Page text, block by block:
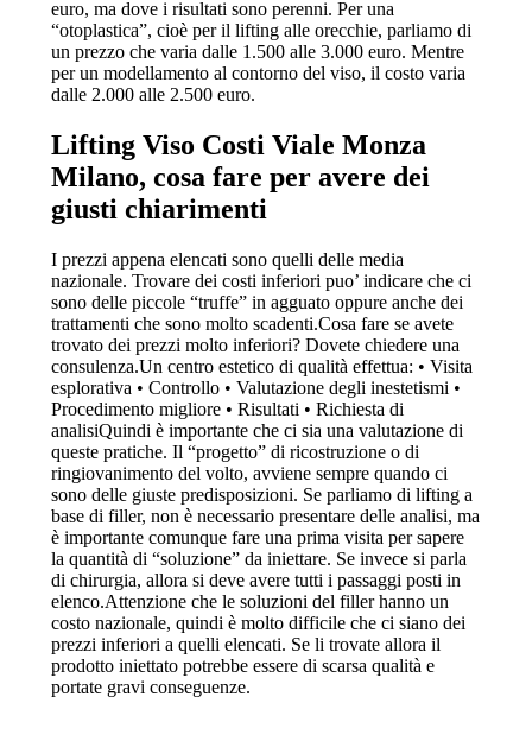
euro, ma dove i risultati sono perenni. Per una
“otoplastica”, cioè per il lifting alle orecchie, parliamo di
un prezzo che varia dalle 1.500 alle 3.000 euro. Mentre
per un modellamento al contorno del viso, il costo varia
dalle 2.000 alle 2.500 euro.
Lifting Viso Costi Viale Monza
Milano, cosa fare per avere dei
giusti chiarimenti
I prezzi appena elencati sono quelli delle media
nazionale. Trovare dei costi inferiori puo’ indicare che ci
sono delle piccole “truffe” in agguato oppure anche dei
trattamenti che sono molto scadenti.Cosa fare se avete
trovato dei prezzi molto inferiori? Dovete chiedere una
consulenza.Un centro estetico di qualità effettua: • Visita
esplorativa • Controllo • Valutazione degli inestetismi •
Procedimento migliore • Risultati • Richiesta di
analisiQuindi è importante che ci sia una valutazione di
queste pratiche. Il “progetto” di ricostruzione o di
ringiovanimento del volto, avviene sempre quando ci
sono delle giuste predisposizioni. Se parliamo di lifting a
base di filler, non è necessario presentare delle analisi, ma
è importante comunque fare una prima visita per sapere
la quantità di “soluzione” da iniettare. Se invece si parla
di chirurgia, allora si deve avere tutti i passaggi posti in
elenco.Attenzione che le soluzioni del filler hanno un
costo nazionale, quindi è molto difficile che ci siano dei
prezzi inferiori a quelli elencati. Se li trovate allora il
prodotto iniettato potrebbe essere di scarsa qualità e
portate gravi conseguenze.